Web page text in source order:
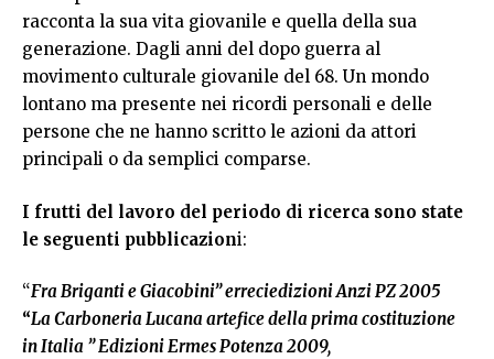
racconta la sua vita giovanile e quella della sua
generazione. Dagli anni del dopo guerra al
movimento culturale giovanile del 68. Un mondo
lontano ma presente nei ricordi personali e delle
persone che ne hanno scritto le azioni da attori
principali o da semplici comparse.
I frutti del lavoro del periodo di ricerca sono state
le seguenti pubblicazioni:
“Fra Briganti e Giacobini” erreciedizioni Anzi PZ 2005
“La Carboneria Lucana artefice della prima costituzione
in Italia ” Edizioni Ermes Potenza 2009,